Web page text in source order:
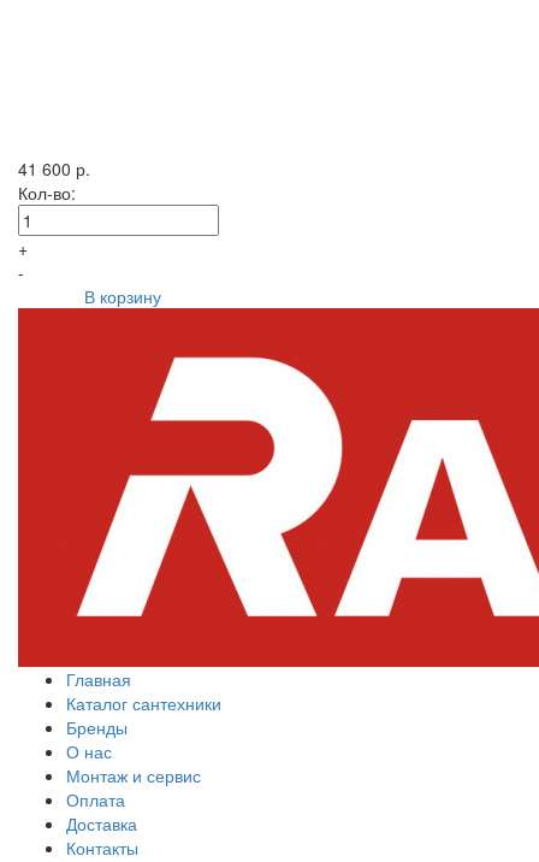
41 600 р.
Кол-во:
+
-
В корзину
Главная
Каталог сантехники
Бренды
О нас
Монтаж и сервис
Оплата
Доставка
Контакты